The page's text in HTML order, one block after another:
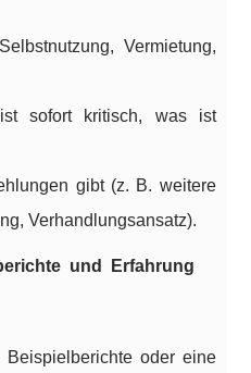
Vermietung,
sofort kritisch, was ist
gibt (z. B. weitere
Verhandlungsansatz).
und Erfahrung
oder eine